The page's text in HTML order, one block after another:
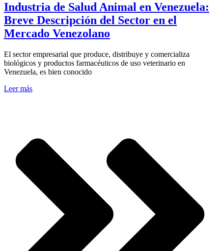
Industria de Salud Animal en Venezuela:
Breve Descripción del Sector en el
Mercado Venezolano
El sector empresarial que produce, distribuye y comercializa
biológicos y productos farmacéuticos de uso veterinario en
Venezuela, es bien conocido
Leer más